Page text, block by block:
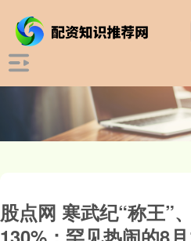
股点网 寒武纪“称王”